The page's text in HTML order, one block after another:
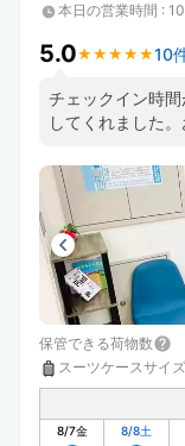
本日の営業時間 :
5.0★ ★ ★ ★ ★
★ ★ ★ ★ ★10
チェックイン時
してくれました
保管できる荷物数
スーツケースサイズ
8/7金 8/8土